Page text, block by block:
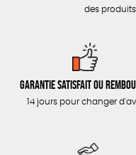
CUISINE / NUTRITION
ACCESSOIRES
des
Garantie satisfait ou
14 jours pour changer